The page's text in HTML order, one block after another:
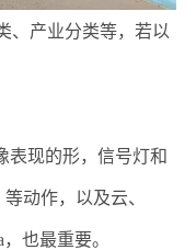
、产业分类等，若以
表现的形，信号灯和
动作，以及云、
也最重要。